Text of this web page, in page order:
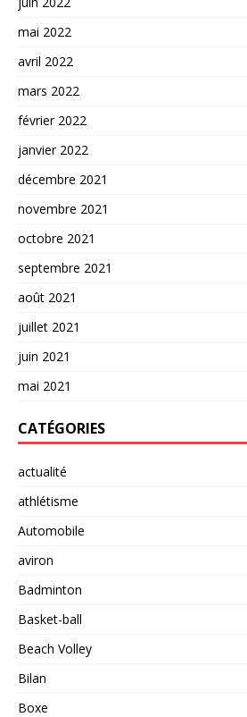
mai 2022
avril 2022
mars 2022
février 2022
janvier 2022
décembre 2021
novembre 2021
octobre 2021
septembre 2021
août 2021
juillet 2021
juin 2021
mai 2021
CATÉGORIES
actualité
athlétisme
Automobile
aviron
Badminton
Basket-ball
Beach Volley
Bilan
Boxe